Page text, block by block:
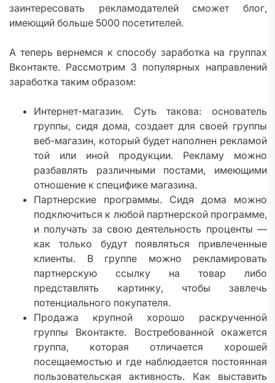
заинтересовать рекламодателей сможет блог,
имеющий больше 5000 посетителей.
А теперь вернемся к способу заработка на группах
Вконтакте. Рассмотрим 3 популярных направлений
заработка таким образом:
Интернет-магазин. Суть такова: основатель
группы, сидя дома, создает для своей группы
веб-магазин, который будет наполнен рекламой
той или иной продукции. Рекламу можно
разбавлять различными постами, имеющими
отношение к специфике магазина.
Партнерские программы. Сидя дома можно
подключиться к любой партнерской программе,
и получать за свою деятельность проценты —
как только будут появляться привлеченные
клиенты. В группе можно рекламировать
партнерскую ссылку на товар либо
представлять картинку, чтобы завлечь
потенциального покупателя.
Продажа крупной хорошо раскрученной
группы Вконтакте. Востребованной окажется
группа, которая отличается хорошей
посещаемостью и где наблюдается постоянная
пользовательская активность. Как выставить